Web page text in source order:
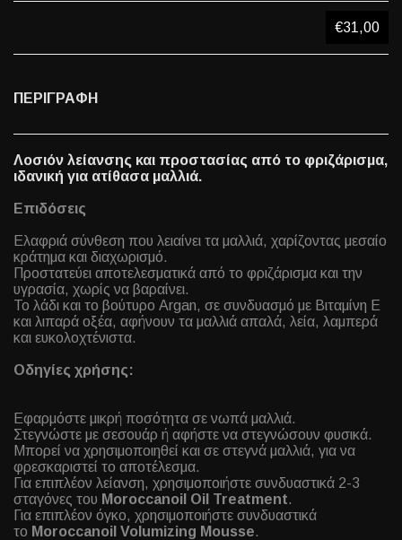
€31,00
ΠΕΡΙΓΡΑΦΗ
Λοσιόν λείανσης και προστασίας από το φριζάρισμα,
ιδανική για ατίθασα μαλλιά.
Επιδόσεις
Ελαφριά σύνθεση που λειαίνει τα μαλλιά, χαρίζοντας μεσαίο
κράτημα και διαχωρισμό.
Προστατεύει αποτελεσματικά από το φριζάρισμα και την
υγρασία, χωρίς να βαραίνει.
Το λάδι και το βούτυρο Argan, σε συνδυασμό με Βιταμίνη Ε
και λιπαρά οξέα, αφήνουν τα μαλλιά απαλά, λεία, λαμπερά
και ευκολοχτένιστα.
Οδηγίες χρήσης:
Εφαρμόστε μικρή ποσότητα σε νωπά μαλλιά.
Στεγνώστε με σεσουάρ ή αφήστε να στεγνώσουν φυσικά.
Μπορεί να χρησιμοποιηθεί και σε στεγνά μαλλιά, για να
φρεσκαριστεί το αποτέλεσμα.
Για επιπλέον λείανση, χρησιμοποιήστε συνδυαστικά 2-3
σταγόνες του Moroccanoil Oil Treatment.
Για επιπλέον όγκο, χρησιμοποιήστε συνδυαστικά
το Moroccanoil Volumizing Mousse.